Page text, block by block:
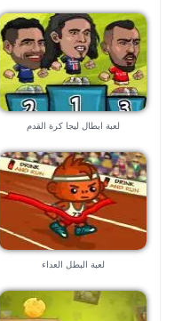
لعبة ابطال ليجا كرة القدم
لعبة البطل العداء